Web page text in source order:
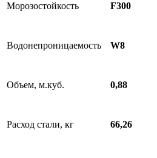
Морозостойкость F300
Водонепроницаемость W8
Объем, м.куб. 0,88
Расход стали, кг 66,26